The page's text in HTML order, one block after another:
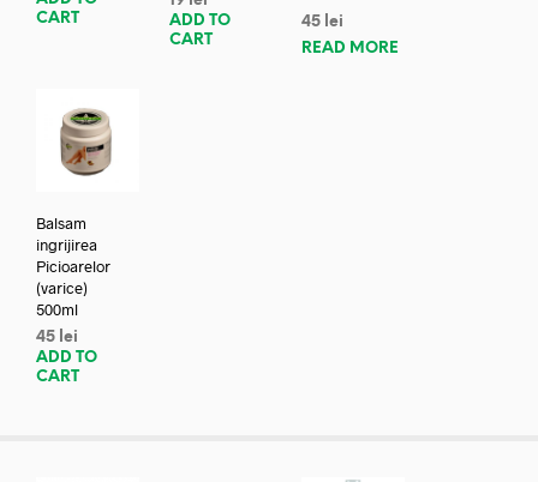
CART
ADD TO
CART
45 lei
READ MORE
Balsam
ingrijirea
Picioarelor
(varice)
500ml
45 lei
ADD TO
CART